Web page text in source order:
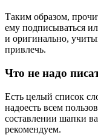
Таким образом,
ему подписываться
и оригинально,
привлечь.
Что не надо
Есть целый список
надоесть всем
составлении шапки
рекомендуем.